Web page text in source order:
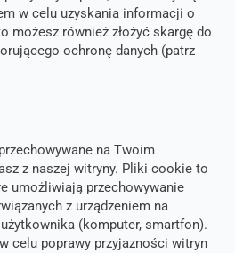
w celu uzyskania informacji o
możesz również złożyć skargę do
ochronę danych (patrz
na Twoim
z naszej witryny. Pliki cookie to
umożliwiają przechowywanie
z urządzeniem na
(komputer, smartfon).
celu poprawy przyjazności witryn